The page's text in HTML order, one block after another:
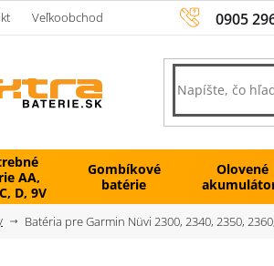
0905
Veľkoobchod
AA,
D, 9V
Gombíkové
batérie
Olovené
Batéria pre Garmin Nüvi 2300, 2340, 2350,